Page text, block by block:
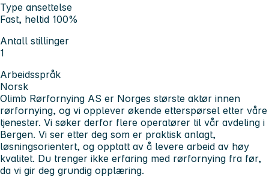
Type ansettelse
Fast, heltid 100%
Antall stillinger
1
Arbeidsspråk
Norsk
Olimb Rørfornying AS er Norges største aktør innen
rørfornying, og vi opplever økende etterspørsel etter våre
tjenester. Vi søker derfor flere operatører til vår avdeling i
Bergen. Vi ser etter deg som er praktisk anlagt,
løsningsorientert, og opptatt av å levere arbeid av høy
kvalitet. Du trenger ikke erfaring med rørfornying fra før,
da vi gir deg grundig opplæring.